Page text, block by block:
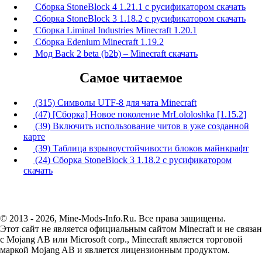
Сборка StoneBlock 4 1.21.1 с русификатором скачать
Сборка StoneBlock 3 1.18.2 с русификатором скачать
Сборка Liminal Industries Minecraft 1.20.1
Сборка Edenium Minecraft 1.19.2
Мод Back 2 beta (b2b) – Minecraft скачать
Самое читаемое
(315) Символы UTF-8 для чата Minecraft
(47) [Сборка] Новое поколение MrLololoshka [1.15.2]
(39) Включить использование читов в уже созданной
карте
(39) Таблица взрывоустойчивости блоков майнкрафт
(24) Сборка StoneBlock 3 1.18.2 с русификатором
скачать
© 2013 - 2026, Mine-Mods-Info.Ru. Все права защищены.
Этот сайт не является официальным сайтом Minecraft и не связан
с Mojang AB или Microsoft corp., Minecraft является торговой
маркой Mojang AB и является лицензионным продуктом.